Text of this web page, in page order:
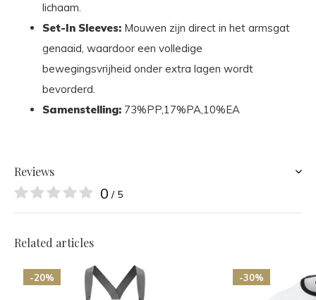
lichaam.
Set-In Sleeves: Mouwen zijn direct in het armsgat
genaaid, waardoor een volledige
bewegingsvrijheid onder extra lagen wordt
bevorderd.
Samenstelling: 73%PP,17%PA,10%EA
Reviews
0 / 5
Related articles
-20% -30%